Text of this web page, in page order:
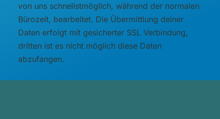
von uns schnellstmöglich, während der normalen
Bürozeit, bearbeitet. Die Übermittlung deiner
Daten erfolgt mit gesicherter SSL Verbindung,
dritten ist es nicht möglich diese Daten
abzufangen.